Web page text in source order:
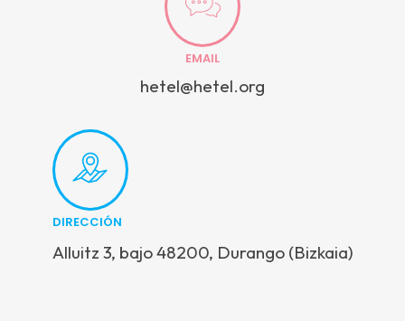
EMAIL
hetel@hetel.org
DIRECCIÓN
Alluitz 3, bajo 48200, Durango (Bizkaia)